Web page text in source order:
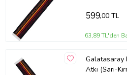
599,00 TL
63,89 TL'den
Galatasaray
Atkı (Sarı-